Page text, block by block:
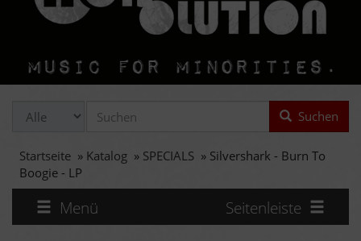
Suchen
Startseite » Katalog » SPECIALS » Silvershark - Burn To
Boogie - LP
Menü Seitenleiste